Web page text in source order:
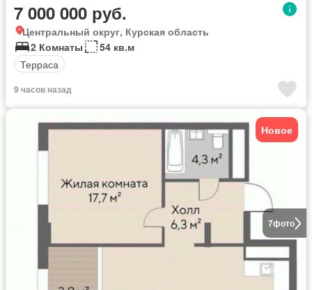
7 000 000 руб.
Центральный округ, Курская область
2 Комнаты
54 кв.м
Терраса
9 часов назад
7фото
Новое